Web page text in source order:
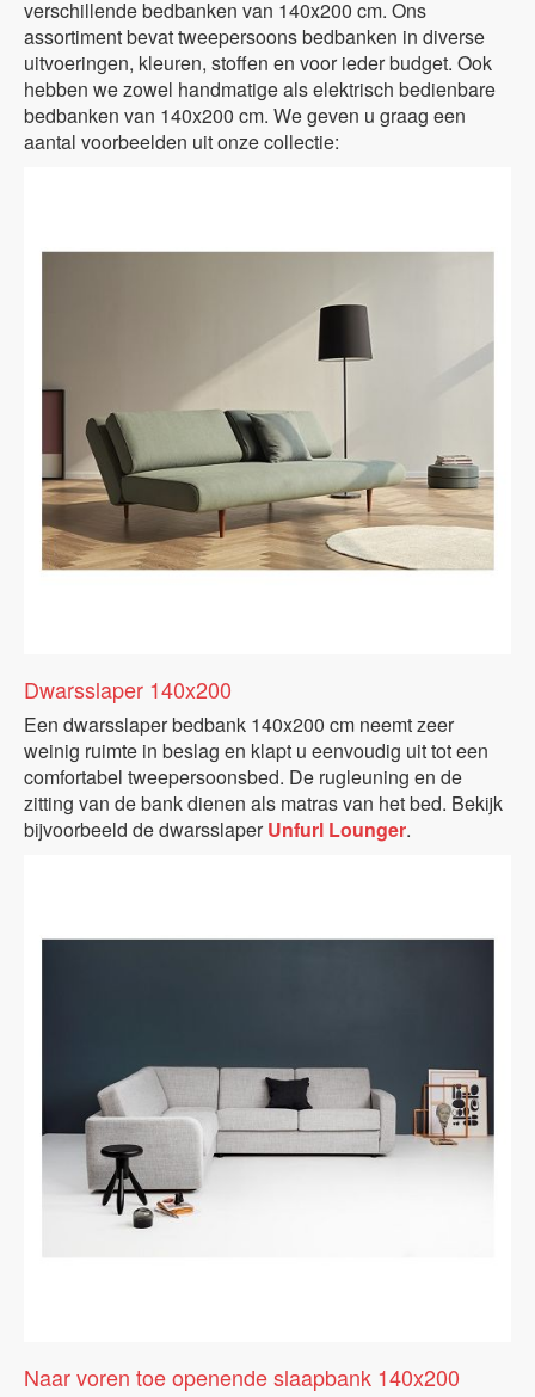
verschillende bedbanken van 140x200 cm. Ons
assortiment bevat tweepersoons bedbanken in diverse
uitvoeringen, kleuren, stoffen en voor ieder budget. Ook
hebben we zowel handmatige als elektrisch bedienbare
bedbanken van 140x200 cm. We geven u graag een
aantal voorbeelden uit onze collectie:
Dwarsslaper 140x200
Een dwarsslaper bedbank 140x200 cm neemt zeer
weinig ruimte in beslag en klapt u eenvoudig uit tot een
comfortabel tweepersoonsbed. De rugleuning en de
zitting van de bank dienen als matras van het bed. Bekijk
bijvoorbeeld de dwarsslaperUnfurl Lounger.
Naar voren toe openende slaapbank 140x200